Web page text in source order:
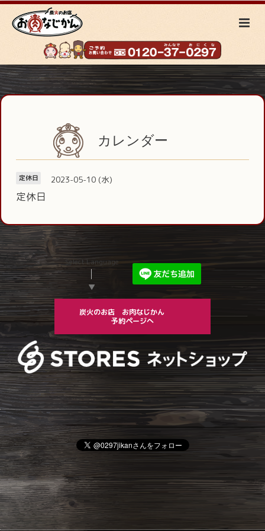
カレンダー
定休日 2023-05-10 (水)
定休日
Select Language
▼
炭火のお店 お肉なじかん
予約ページへ